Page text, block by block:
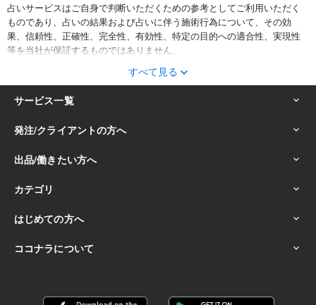
占いサービスはご自身で判断いただくための参考としてご利用いただく
ものであり、占いの結果および占いに伴う施術行為について、その効
果、信頼性、正確性、完全性、有効性、特定の目的への適合性、実現性
等を当社が保証するものではありません。
サービスの結果をどのように利用するかは、お客様ご自身の自己責任に
おいて判断をお願いいたします。
ずる一切の損害について、当社および情報の提供者は一切責任を負いか
ねます。
すべて見る